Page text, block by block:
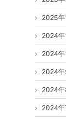
2025年
2024年
2024年
2024年
2024年
2024年